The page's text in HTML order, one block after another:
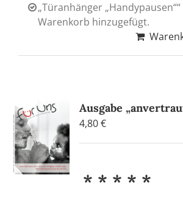
„Türanhänger
Warenkorb hinzugefügt.
Ausgabe
4,80€
* * * * *